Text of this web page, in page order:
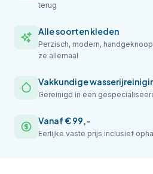
terug
Alle soorten kleden
Perzisch, modern,
ze allemaal
Vakkundige
Gereinigd in een
Vanaf € 99,-
Eerlijke vaste prijs inclusief